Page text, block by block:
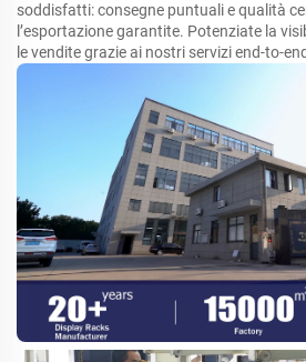
soddisfatti: consegne puntuali e qualità
l’esportazione garantite. Potenziate la
le vendite grazie ai nostri servizi end-to-